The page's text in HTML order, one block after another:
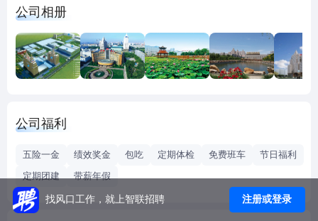
科技部国际科技合作中心 国家高新技术研究发展计划成果产
业化示范基地
以岭药业创建于1992年，是一家致力于中医药事业发展，造
福人类健康为己任的大型现代医药企业，目前已形成创新中
药产品品牌十强。位于石家庄总部的以岭医药产业园，总占
自创办以来，以岭始终坚持科技创新引领企业发展，创立
了“理论-临床-科研-产业-教学”五位一体独特的创新运营模
公司相册
公司福利
五险一金 绩效奖金 包吃 定期体检 免费班车
节日福利
定期团建
带薪年假
找风口工作，就上智联招聘 注册或登录